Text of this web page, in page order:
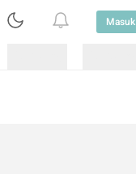
Masuk